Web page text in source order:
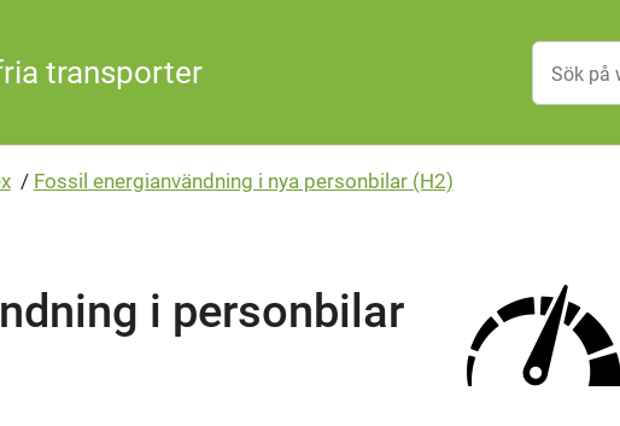
transporter
/ Fossil energianvändning i nya personbilar (H2)
i personbilar